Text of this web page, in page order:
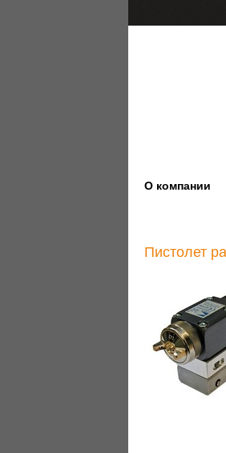
О компании
Пистолет